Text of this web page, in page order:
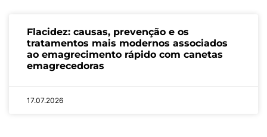
Flacidez: causas, prevenção e os
tratamentos mais modernos associados
ao emagrecimento rápido com canetas
emagrecedoras
17.07.2026